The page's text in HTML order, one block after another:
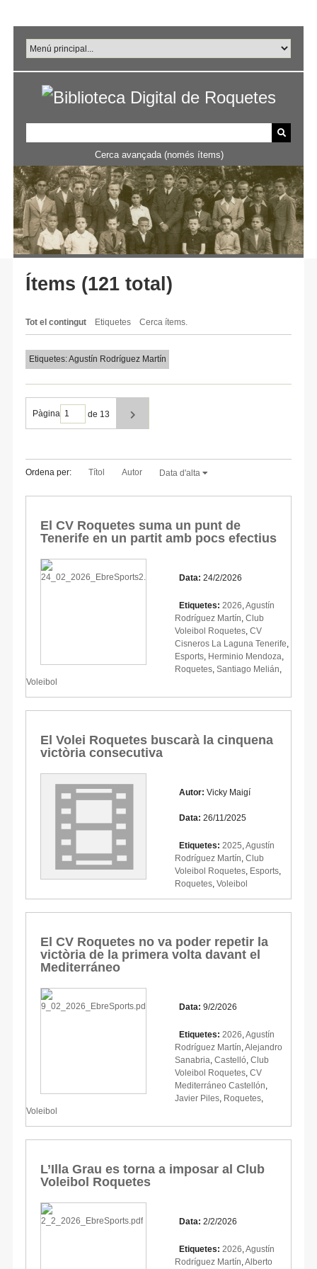
principal
Cerca avançada (només ítems)
Ítems (121 total)
Tot el contingut Etiquetes Cerca ítems.
Etiquetes: Agustín Rodríguez Martín
Pàgina de 13
Ordena per: Títol Autor Data d'alta
El CV Roquetes suma un punt de
Tenerife en un partit amb pocs efectius
Data: 24/2/2026
Etiquetes: 2026 Agustín
Rodríguez Martín Club
Voleibol Roquetes CV
Cisneros La Laguna Tenerife
Esports Herminio Mendoza
Roquetes Santiago Melián
Voleibol
El Volei Roquetes buscarà la cinquena
victòria consecutiva
Autor: Vicky Maigí
Data: 26/11/2025
Etiquetes: 2025 Agustín
Rodríguez Martín Club
Voleibol Roquetes Esports
Roquetes Voleibol
El CV Roquetes no va poder repetir la
victòria de la primera volta davant el
Mediterráneo
Data: 9/2/2026
Etiquetes: 2026 Agustín
Rodríguez Martín Alejandro
Sanabria Castelló Club
Voleibol Roquetes CV
Mediterráneo Castellón
Javier Piles Roquetes
Voleibol
L’Illa Grau es torna a imposar al Club
Voleibol Roquetes
Data: 2/2/2026
Etiquetes: 2026 Agustín
Rodríguez Martín Alberto